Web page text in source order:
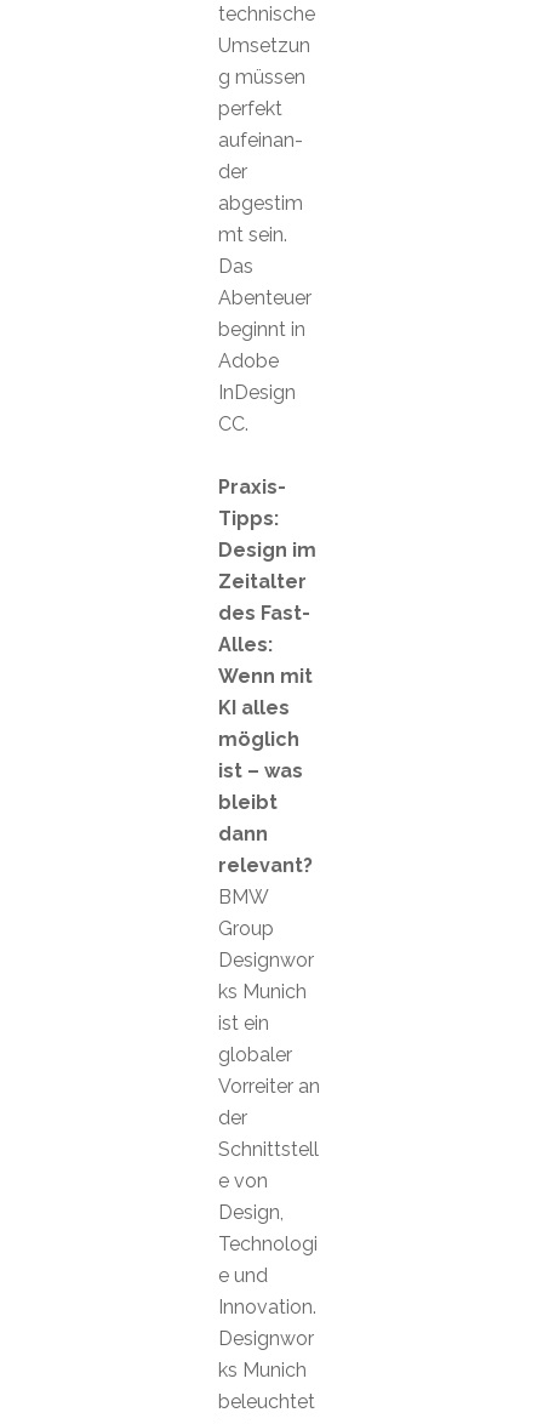
technische
Umsetzun
g müssen
perfekt
aufeinan-
der
abgestim
mt sein.
Das
Abenteuer
beginnt in
Adobe
InDesign
CC.
Praxis-
Tipps:
Design im
Zeitalter
des Fast-
Alles:
Wenn mit
KI alles
möglich
ist – was
bleibt
dann
relevant?
BMW
Group
Designwor
ks Munich
ist ein
globaler
Vorreiter an
der
Schnittstell
e von
Design,
Technologi
e und
Innovation.
Designwor
ks Munich
beleuchtet